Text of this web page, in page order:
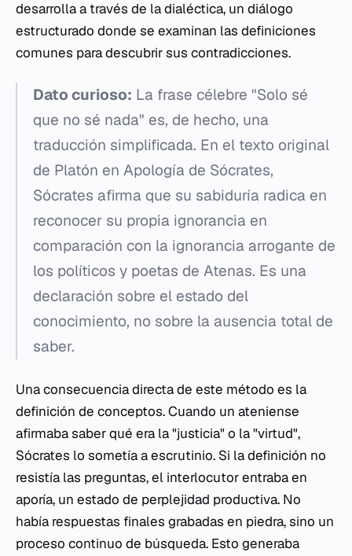
desarrolla a través de la dialéctica, un diálogo
estructurado donde se examinan las definiciones
comunes para descubrir sus contradicciones.
Dato curioso: La frase célebre "Solo sé
que no sé nada" es, de hecho, una
traducción simplificada. En el texto original
de Platón en Apología de Sócrates,
Sócrates afirma que su sabiduría radica en
reconocer su propia ignorancia en
comparación con la ignorancia arrogante de
los políticos y poetas de Atenas. Es una
declaración sobre el estado del
conocimiento, no sobre la ausencia total de
saber.
Una consecuencia directa de este método es la
definición de conceptos. Cuando un ateniense
afirmaba saber qué era la "justicia" o la "virtud",
Sócrates lo sometía a escrutinio. Si la definición no
resistía las preguntas, el interlocutor entraba en
aporía, un estado de perplejidad productiva. No
había respuestas finales grabadas en piedra, sino un
proceso continuo de búsqueda. Esto generaba